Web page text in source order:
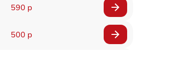
590 р
500 р